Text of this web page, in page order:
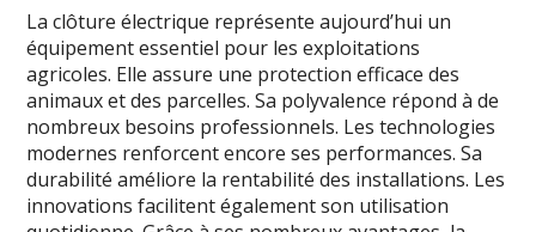
La clôture électrique représente aujourd’hui un
équipement essentiel pour les exploitations
agricoles. Elle assure une protection efficace des
animaux et des parcelles. Sa polyvalence répond à de
nombreux besoins professionnels. Les technologies
modernes renforcent encore ses performances. Sa
durabilité améliore la rentabilité des installations. Les
innovations facilitent également son utilisation